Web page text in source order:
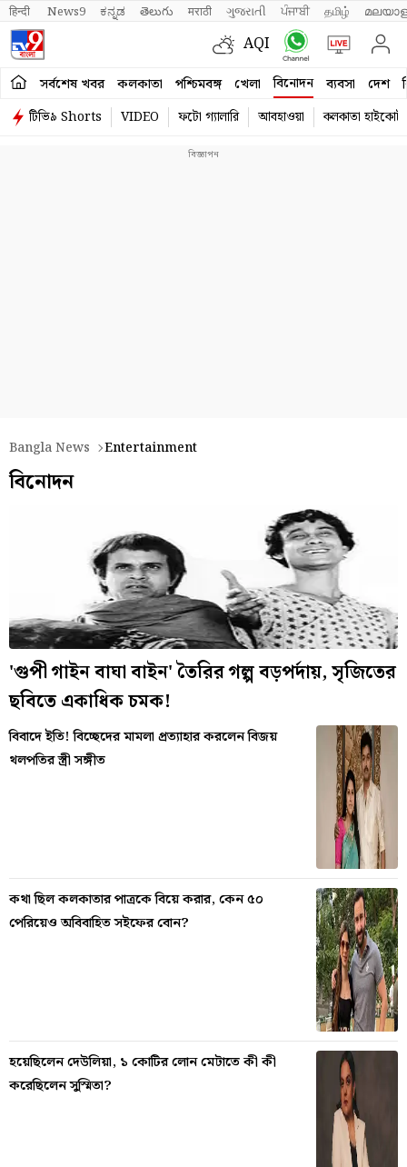
हिन्दी News9 ಕನ್ನಡ తెలుగు मराठी ગુજરાતી ਪੰਜਾਬੀ தமிழ்
AQI
সর্বশেষ খবর কলকাতা পশ্চিমবঙ্গ খেলা বিনোদন ব্যবসা দেশ
টিভি৯ Shorts VIDEO ফটো গ্যালারি আবহাওয়া কলকাতা হাইকোর্ট
Bangla News Entertainment
বিনোদন
'গুপী গাইন বাঘা বাইন' তৈরির গল্প বড়পর্দায়, সৃজিতের
ছবিতে একাধিক চমক!
বিবাদে ইতি! বিচ্ছেদের মামলা প্রত্যাহার করলেন বিজয়
থলপতির স্ত্রী সঙ্গীত
কথা ছিল কলকাতার পাত্রকে বিয়ে করার, কেন ৫০
পেরিয়েও অবিবাহিত সইফের বোন?
হয়েছিলেন দেউলিয়া, ১ কোটির লোন মেটাতে কী কী
করেছিলেন সুস্মিতা?